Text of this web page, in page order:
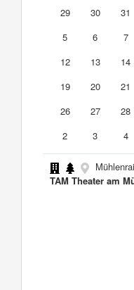
29
30 31
5
6 7
12
13 14
19
20 21
26
27 28
2
3 4
TAM Theater am